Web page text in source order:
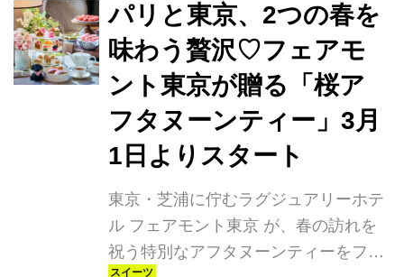
パリと東京、2つの春を
味わう贅沢♡フェアモ
ント東京が贈る「桜ア
フタヌーンティー」3月
1日よりスタート
東京・芝浦に佇むラグジュアリーホテ
ル フェアモント東京 が、春の訪れを
祝う特別なアフタヌーンティーをフラ